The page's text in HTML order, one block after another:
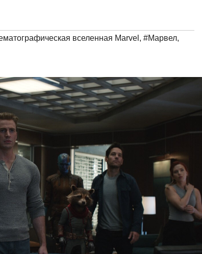
вселенная Marvel , #Марвел,